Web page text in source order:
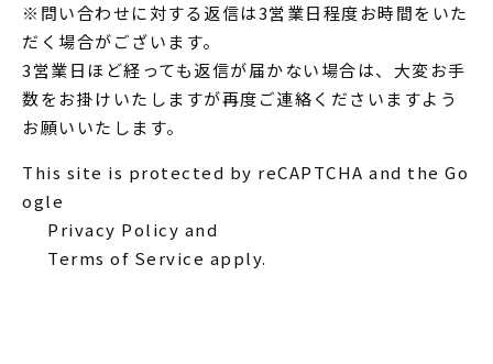
※問い合わせに対する返信は3営業日程度お時間をいた
だく場合がございます。
3営業日ほど経っても返信が届かない場合は、大変お手
数をお掛けいたしますが再度ご連絡くださいますよう
お願いいたします。
This site is protected by reCAPTCHA and the Go
ogle
Privacy Policy and
Terms of Service apply.